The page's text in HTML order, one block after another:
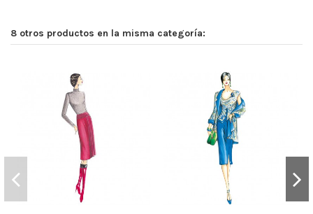
8 otros productos en la misma categoría: